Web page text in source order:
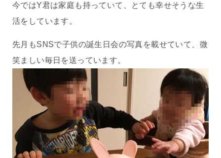
今ではY君は家庭も持っていて、とても幸せそうな生
活をしています。
先月もSNSで子供の誕生日会の写真を載せていて、微
笑ましい毎日を送っています。